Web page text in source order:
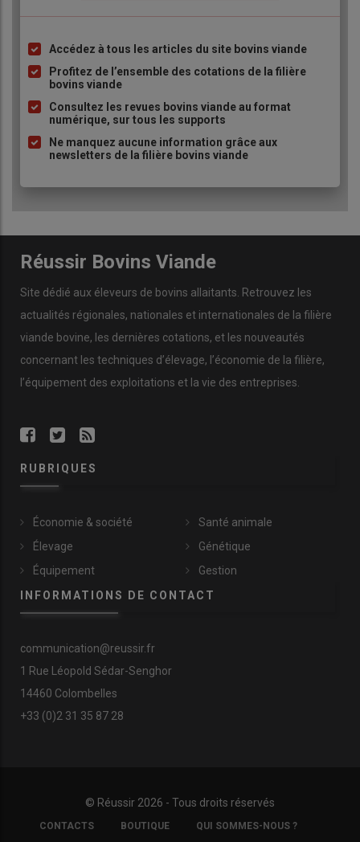
Liste
à
puce
Accédez à tous les articles du site bovins viande
Profitez de l’ensemble des cotations de la filière
bovins viande
Consultez les revues bovins viande au format
numérique, sur tous les supports
Ne manquez aucune information grâce aux
newsletters de la filière bovins viande
Réussir Bovins Viande
Site dédié aux éleveurs de bovins allaitants. Retrouvez les
actualités régionales, nationales et internationales de la filière
viande bovine, les dernières cotations, et les nouveautés
concernant les techniques d’élevage, l’économie de la filière,
l’équipement des exploitations et la vie des entreprises.
RUBRIQUES
Économie & société
Élevage
Équipement
Santé animale
Génétique
Gestion
INFORMATIONS DE CONTACT
communication@reussir.fr
1 Rue Léopold Sédar-Senghor
14460 Colombelles
+33 (0)2 31 35 87 28
© Réussir 2026 - Tous droits réservés
FOOTER
COPYRIGHT
CONTACTS BOUTIQUE QUI SOMMES-NOUS ?